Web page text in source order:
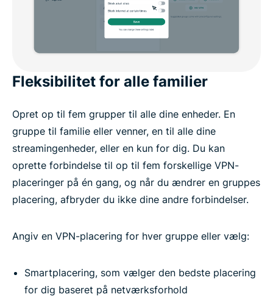
Fleksibilitet for alle familier
Opret op til fem grupper til alle dine enheder. En
gruppe til familie eller venner, en til alle dine
streamingenheder, eller en kun for dig. Du kan
oprette forbindelse til op til fem forskellige VPN-
placeringer på én gang, og når du ændrer en gruppes
placering, afbryder du ikke dine andre forbindelser.
Angiv en VPN-placering for hver gruppe eller vælg:
Smartplacering, som vælger den bedste placering
for dig baseret på netværksforhold